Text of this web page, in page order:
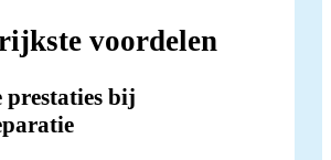
voordelen
prestaties bij